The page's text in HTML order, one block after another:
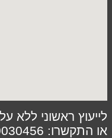
לייעוץ ראשוני ללא
או התקשרו: 04-9030456